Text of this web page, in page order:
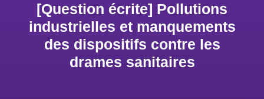
[Question écrite] Pollutions
industrielles et manquements
des dispositifs contre les
drames sanitaires